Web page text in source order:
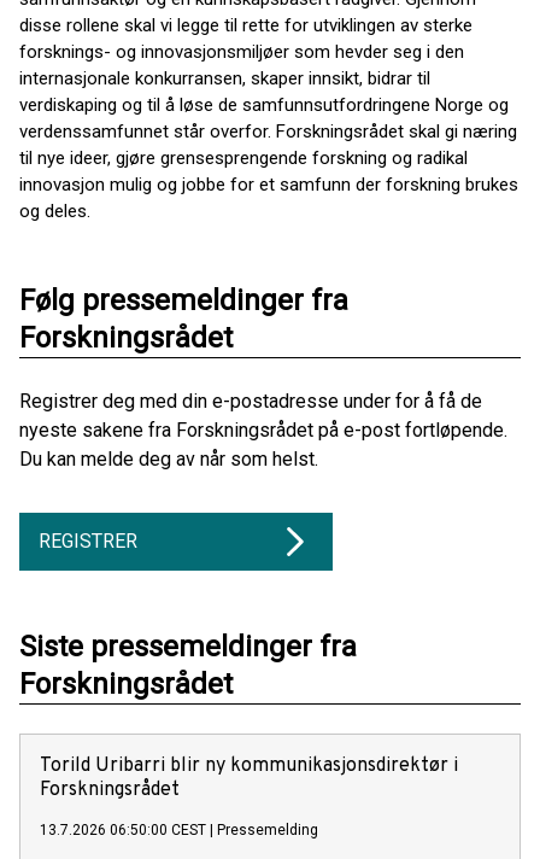
disse rollene skal vi legge til rette for utviklingen av sterke
forsknings- og innovasjonsmiljøer som hevder seg i den
internasjonale konkurransen, skaper innsikt, bidrar til
verdiskaping og til å løse de samfunnsutfordringene Norge og
verdenssamfunnet står overfor. Forskningsrådet skal gi næring
til nye ideer, gjøre grensesprengende forskning og radikal
innovasjon mulig og jobbe for et samfunn der forskning brukes
og deles.
Følg pressemeldinger fra
Forskningsrådet
Registrer deg med din e-postadresse under for å få de
nyeste sakene fra Forskningsrådet på e-post fortløpende.
Du kan melde deg av når som helst.
REGISTRER
Siste pressemeldinger fra
Forskningsrådet
Torild Uribarri blir ny kommunikasjonsdirektør i
Forskningsrådet
13.7.2026 06:50:00 CEST | Pressemelding